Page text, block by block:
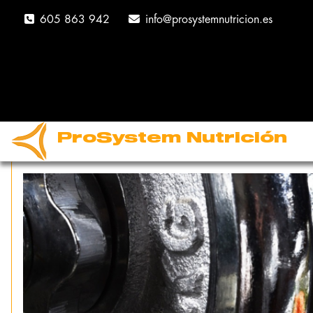
605 863 942 info@prosystemnutricion.es
ProSystem Nutrición
NUESTROS